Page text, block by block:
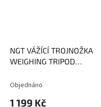
NGT VÁŽÍCÍ TROJNOŽKA
WEIGHING TRIPOD
Objednáno
1 199 Kč